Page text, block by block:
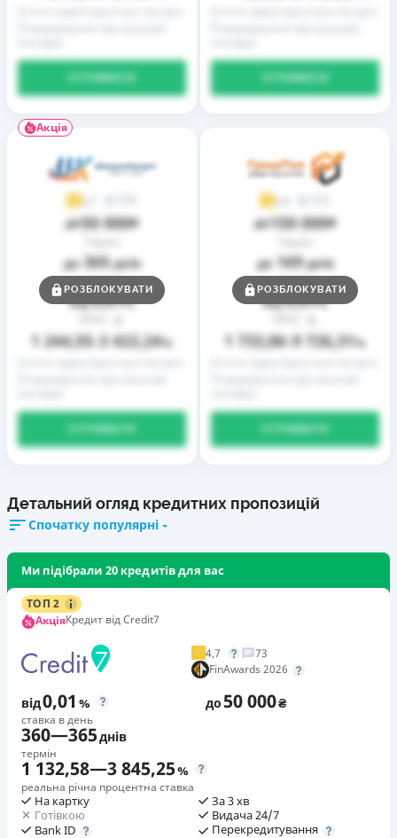
Акція
3,7
до50 000₴
до 365днів
Ставка
від0,01%
1 244,55– 3 422,24%
ОТРИМАТИ
РОЗБЛОКУВАТИ
3,9
до150 000₴
до 169днів
Ставка
від0,01%
1 733,86– 9 726,31%
ОТРИМАТИ
РОЗБЛОКУВАТИ
Детальний огляд кредитних пропозицій
Спочатку популярні
Ми підібрали 20 кредитів для вас
ТОП 2
АкціяКредит від Credit7
4,7
73
FinAwards 2026
від0,01 %
ставка в день
до50 000₴
360—365днів
термін
1 132,58—3 845,25%
реальна річна процентна ставка
На картку
Готівкою
Bank ID
За 3 хв
Видача 24/7
Перекредитування